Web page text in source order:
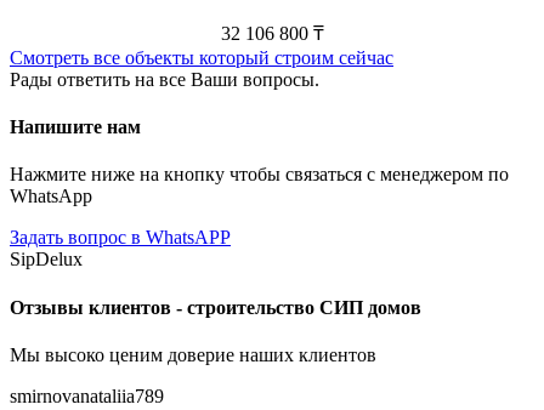
32 106 800 ₸
Смотреть все объекты который строим сейчас
Рады ответить на все Ваши вопросы.
Напишите нам
Нажмите ниже на кнопку чтобы связаться с менеджером по
WhatsApp
Задать вопрос в WhatsAPP
SipDelux
Отзывы клиентов - строительство СИП домов
Мы высоко ценим доверие наших клиентов
smirnovanataliia789